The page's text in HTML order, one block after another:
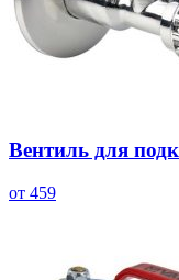
Вентиль для
от 459